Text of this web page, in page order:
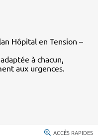
Hôpital en Tension –
à chacun,
aux urgences.
ACCÈS RAPIDES